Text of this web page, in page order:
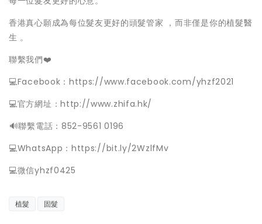
香港真心願成為每位髮友更好的頭髮管家 ，而非僅是你的植髮醫
生 。
聯繫我們❤️
💻Facebook：https://www.facebook.com/yhzf2021
💻官方網址：http://www.zhifa.hk/
️🔊聯繫電話：852-9561 0196
💻WhatsApp：https://bit.ly/2WzlfMv
💻微信yhzf0425
植髮 固髮